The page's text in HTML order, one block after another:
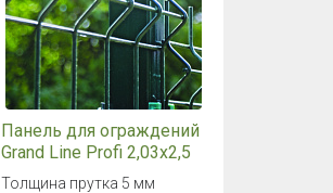
Панель для ограждений
Grand Line Profi 2,03x2,5
RAL 6005 (зеленый)
Толщина прутка 5 мм